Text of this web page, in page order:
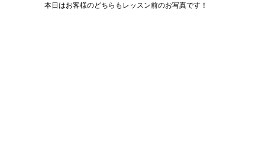
本日はお客様のどちらもレッスン前のお写真です！